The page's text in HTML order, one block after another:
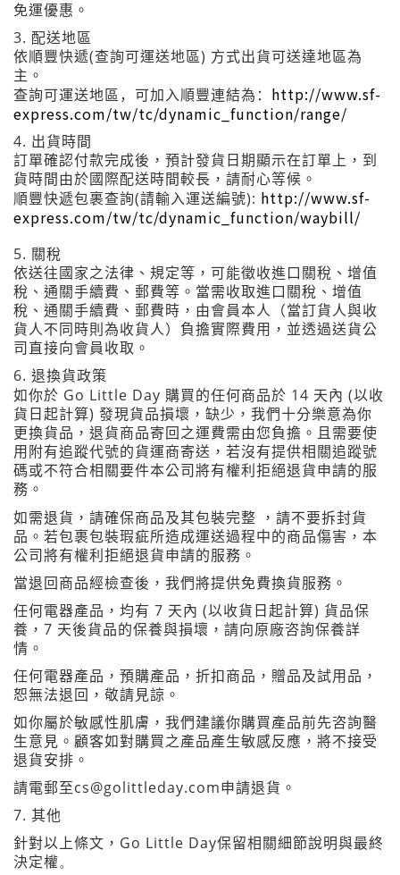
免運優惠。
3. 配送地區
依順豐快遞(查詢可運送地區) 方式出貨可送達地區為
主。
查詢可運送地區，可加入順豐連結為： http://www.sf-
express.com/tw/tc/dynamic_function/range/
4. 出貨時間
訂單確認付款完成後，預計發貨日期顯示在訂單上，到
貨時間由於國際配送時間較長，請耐心等候。
順豐快遞包裹查詢(請輸入運送編號): http://www.sf-
express.com/tw/tc/dynamic_function/waybill/
5. 關稅
依送往國家之法律、規定等，可能徵收進口關稅、增值
稅、通關手續費、郵費等。當需收取進口關稅、增值
稅、通關手續費、郵費時，由會員本人（當訂貨人與收
貨人不同時則為收貨人）負擔實際費用，並透過送貨公
司直接向會員收取。
6. 退換貨政策
如你於 Go Little Day 購買的任何商品於 14 天內 (以收
貨日起計算) 發現貨品損壞，缺少，我們十分樂意為你
更換貨品，退貨商品寄回之運費需由您負擔。且需要使
用附有追蹤代號的貨運商寄送，若沒有提供相關追蹤號
碼或不符合相關要件本公司將有權利拒絕退貨申請的服
務。
如需退貨，請確保商品及其包裝完整
，請不要拆封貨
品。若包裹包裝瑕疵所造成運送過程中的商品傷害，本
公司將有權利拒絕退貨申請的服務。
當退回商品經檢查後，我們將提供免費換貨服務。
任何電器產品，均有 7 天內 (以收貨日起計算) 貨品保
養， 7 天後貨品的保養與損壞，請向原廠咨詢保養詳
情。
任何電器產品，預購產品，折扣商品，贈品及試用品，
恕無法退回，敬請見諒。
如你屬於敏感性肌膚，我們建議你購買產品前先咨詢醫
生意見。顧客如對購買之產品產生敏感反應，將不接受
退貨安排。
請電郵至cs@golittleday.com申請退貨。
7. 其他
針對以上條文， Go Little Day保留相關細節說明與最終
決定權。